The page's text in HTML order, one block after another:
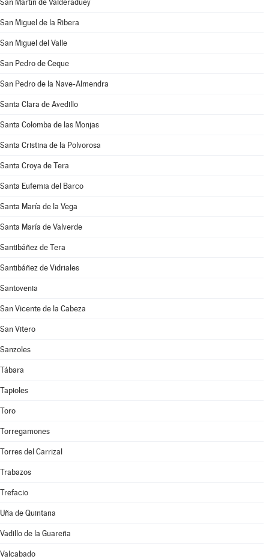
San Martín de Valderaduey
San Miguel de la Ribera
San Miguel del Valle
San Pedro de Ceque
San Pedro de la Nave-Almendra
Santa Clara de Avedillo
Santa Colomba de las Monjas
Santa Cristina de la Polvorosa
Santa Croya de Tera
Santa Eufemia del Barco
Santa María de la Vega
Santa María de Valverde
Santibáñez de Tera
Santibáñez de Vidriales
Santovenia
San Vicente de la Cabeza
San Vitero
Sanzoles
Tábara
Tapioles
Toro
Torregamones
Torres del Carrizal
Trabazos
Trefacio
Uña de Quintana
Vadillo de la Guareña
Valcabado